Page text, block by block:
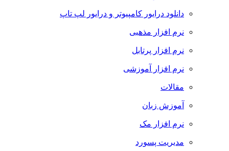
دانلود درایور کامپیوتر و درایور لپ تاپ
نرم افزار مذهبی
نرم افزار پرتابل
نرم افزار آموزشی
مقالات
آموزش زبان
نرم افزار مک
مدیریت پسورد